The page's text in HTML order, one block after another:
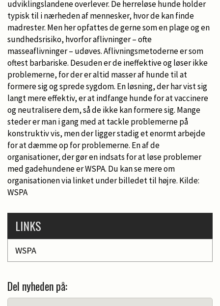
udviklingslandene overlever. De herreløse hunde holder
typisk til i nærheden af mennesker, hvor de kan finde
madrester. Men her opfattes de gerne som en plage og en
sundhedsrisiko, hvorfor aflivninger – ofte
masseaflivninger – udøves. Aflivningsmetoderne er som
oftest barbariske. Desuden er de ineffektive og løser ikke
problemerne, for der er altid masser af hunde til at
formere sig og sprede sygdom. En løsning, der har vist sig
langt mere effektiv, er at indfange hunde for at vaccinere
og neutralisere dem, så de ikke kan formere sig. Mange
steder er man i gang med at tackle problemerne på
konstruktiv vis, men der ligger stadig et enormt arbejde
for at dæmme op for problemerne. En af de
organisationer, der gør en indsats for at løse problemer
med gadehundene er WSPA. Du kan se mere om
organisationen via linket under billedet til højre. Kilde:
WSPA
LINKS
WSPA
Del nyheden på: